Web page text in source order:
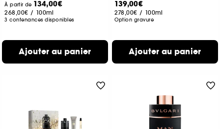
À partir de 134,00€
268,00€ / 100ml
3 contenances disponibles
Ajouter au panier
139,00€
278,00€ / 100ml
Option gravure
Ajouter au panier